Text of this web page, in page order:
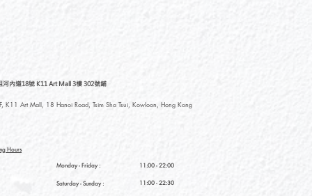
11:00 - 22:00
11:00 - 22:30
河內道18號 K11 Art Mall 3樓 302號鋪
K11 Art Mall, 18 Hanoi Road, Tsim Sha Tsui, Kowloon, Hong Kong
Hours
Monday - Friday :
Saturday- Sunday :